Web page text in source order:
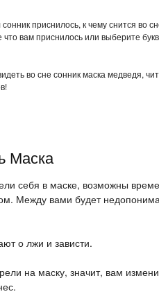
сонник приснилось, к чему снится во
что вам приснилось или выберите
во сне сонник маска медведя,
Маска
себя в маске, возможны
Между вами будет
о лжи и зависти.
на маску, значит, вам